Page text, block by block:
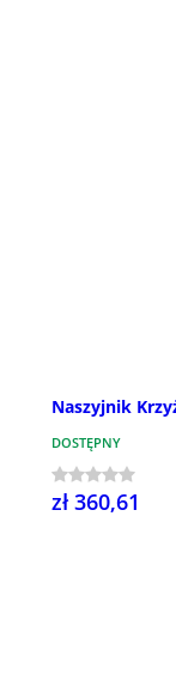
Naszyjnik
DOSTĘPNY
zł 360,61